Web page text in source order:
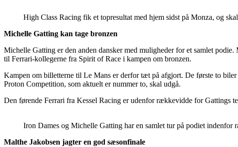
High Class Racing fik et topresultat med hjem sidst på Monza, og
Michelle Gatting kan tage bronzen
Michelle Gatting er den anden dansker med muligheder for et samlet
til Ferrari-kollegerne fra Spirit of Race i kampen om bronzen.
Kampen om billetterne til Le Mans er derfor tæt på afgjort. De første to
Proton Competition, som aktuelt er nummer to, skal udgå.
Den førende Ferrari fra Kessel Racing er udenfor rækkevidde for Gattings
Iron Dames og Michelle Gatting har en samlet tur på podiet indenfor
Malthe Jakobsen jagter en god sæsonfinale